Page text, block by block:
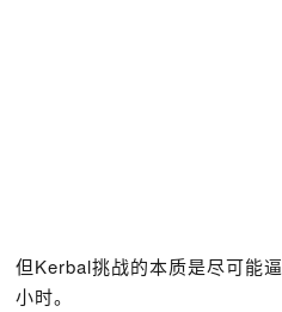
但Kerbal挑战的本质是尽可能
小时。